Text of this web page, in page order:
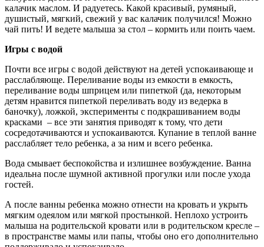
калачик маслом. И радуетесь. Какой красивый, румяный,
душистый, мягкий, свежий у вас калачик получился! Можно
чай пить! И ведете малыша за стол – кормить или поить чаем.
Игры с водой
Почти все игры с водой действуют на детей успокаивающе и
расслабляюще. Переливание воды из емкости в емкость,
переливание воды шприцем или пипеткой (да, некоторым
детям нравится пипеткой переливать воду из ведерка в
баночку), ложкой, эксперименты с подкрашиванием воды
красками – все эти занятия приводят к тому, что дети
сосредотачиваются и успокаиваются. Купание в теплой ванне
расслабляет тело ребенка, а за ним и всего ребенка.
Вода смывает беспокойства и излишнее возбуждение. Ванна
идеальна после шумной активной прогулки или после ухода
гостей.
А после ванны ребенка можно отнести на кровать и укрыть
мягким одеялом или мягкой простынкой. Неплохо устроить
малыша на родительской кровати или в родительском кресле –
в пространстве мамы или папы, чтобы оно его дополнительно